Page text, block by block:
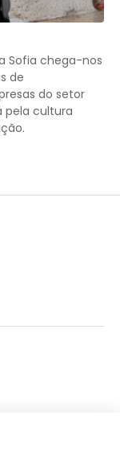
Sofia chega-nos
de
do setor
pela cultura